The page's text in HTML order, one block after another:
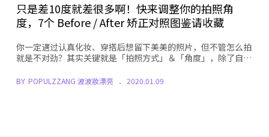
只是差10度就差很多啊！快来调整你的拍照角
度，7个 Before / After 矫正对照图鉴请收藏
你一定遇过认真化妆、穿搭后想留下美美的照片，但不管怎么拍
就是不对劲？其实关键就是「拍照方式」＆「角度」，除了自…
BY POPULZZANG 波波妝漂亮 2020.01.09